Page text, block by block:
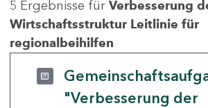
5 Ergebnisse für Verbesserung
Wirtschaftsstruktur Leitlinie für
regionalbeihilfen
"Verbesserung der